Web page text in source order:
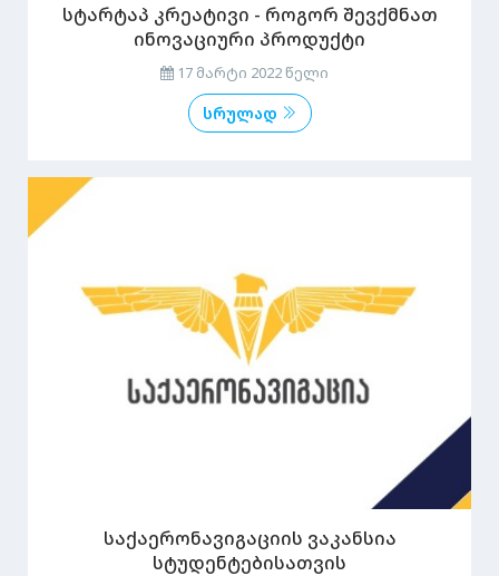
სტარტაპ კრეატივი - როგორ შევქმნათ
ინოვაციური პროდუქტი
17 მარტი 2022 წელი
სრულად
საქაერონავიგაციის ვაკანსია
სტუდენტებისათვის